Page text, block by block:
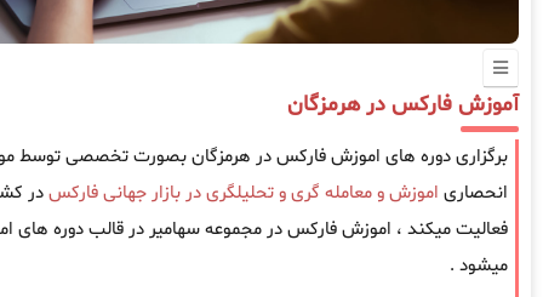
آموزش فارکس در هرمزگان
برگزاری دوره های اموزش فارکس در هرمزگان بصورت تخصصی توسط
انحصاری اموزش و معامله گری و تحلیلگری در بازار جهانی فارکس
فعالیت میکند ، اموزش فارکس در مجموعه سهامیر در قالب دوره های
میشود .